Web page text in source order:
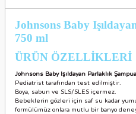
Johnsons Baby
750 ml
ÜRÜN ÖZELLİKLERİ
Johnsons Baby Işıldayan Parlaklık
Pediatrist tarafından test edilmiştir.
Boya, sabun ve SLS/SLES içermez.
Bebeklerin gözleri için saf su kadar
formülümüz onlara mutlu bir banyo